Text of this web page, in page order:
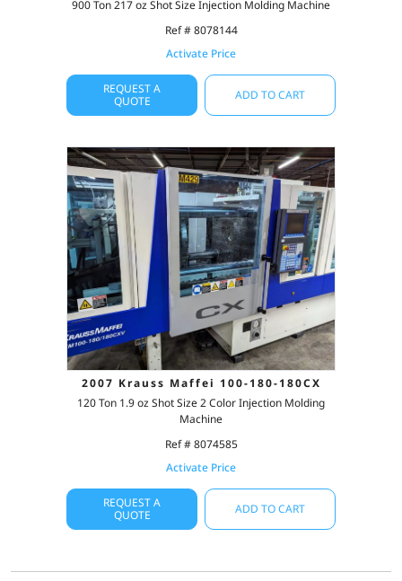
900 Ton 217 oz Shot Size Injection Molding Machine
Ref # 8078144
Activate Price
REQUEST A
QUOTE
ADD TO CART
2007 Krauss Maffei 100-180-180CX
120 Ton 1.9 oz Shot Size 2 Color Injection Molding
Machine
Ref # 8074585
Activate Price
REQUEST A
QUOTE
ADD TO CART